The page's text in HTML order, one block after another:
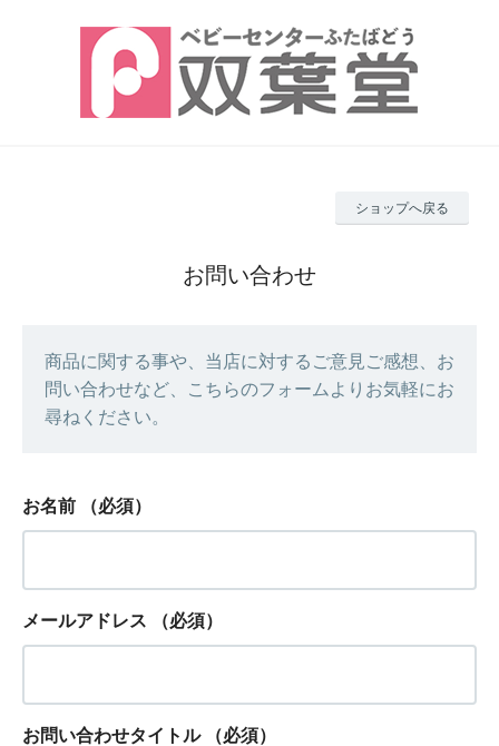
ショップへ戻る
お問い合わせ
商品に関する事や、当店に対するご意見ご感想、お
問い合わせなど、こちらのフォームよりお気軽にお
尋ねください。
お名前 （必須）
メールアドレス （必須）
お問い合わせタイトル （必須）